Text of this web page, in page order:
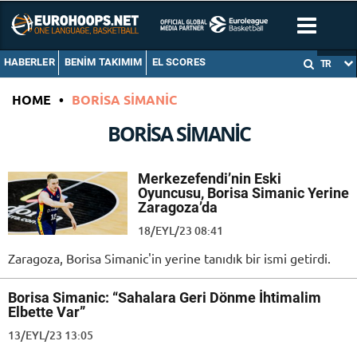
HABERLER BENIM TAKIMIM EL SCORES TR
HOME • BORISA SIMANIC
BORISA SIMANIC
Merkezefendi’nin Eski
Oyuncusu, Borisa Simanic Yerine
Zaragoza’da
18/EYL/23 08:41
Zaragoza, Borisa Simanic'in yerine tanıdık bir ismi getirdi.
Borisa Simanic: “Sahalara Geri Dönme İhtimalim
Elbette Var”
13/EYL/23 13:05